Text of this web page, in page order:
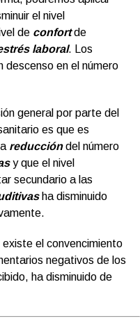
el nivel
de confort de
laboral. Los
descenso en el número
general por parte del
es que es
reduccióndel número
y que el nivel
secundario a las
ha disminuido
existe el convencimiento
negativos de los
ha disminuido de